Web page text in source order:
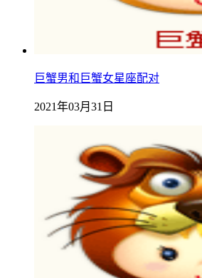
巨蟹男和巨蟹女星座配对
2021年03月31日